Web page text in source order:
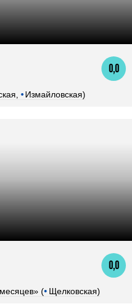
0,0
• Измайловская)
0,0
(• Щелковская)